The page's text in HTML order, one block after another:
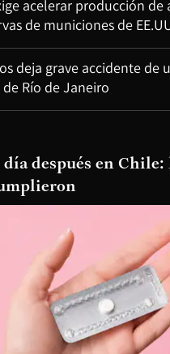
acelerar producción de
de municiones de
deja grave accidente de
Río de Janeiro
después en Chile: